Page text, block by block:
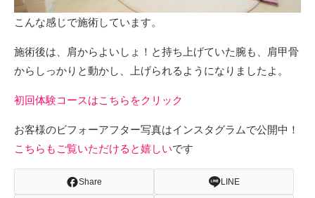
こんな感じで施術しています。
施術後は、肩からよいしょ！と持ち上げていた腕も、肩甲骨
からしっかりと動かし、上げられるようになりましたよ。
初回体験コースはこちらをクリック
お客様のビフォーアフター写真はインスタグラムで公開中！
こちらもご覧いただけると嬉しいです
Share LINE